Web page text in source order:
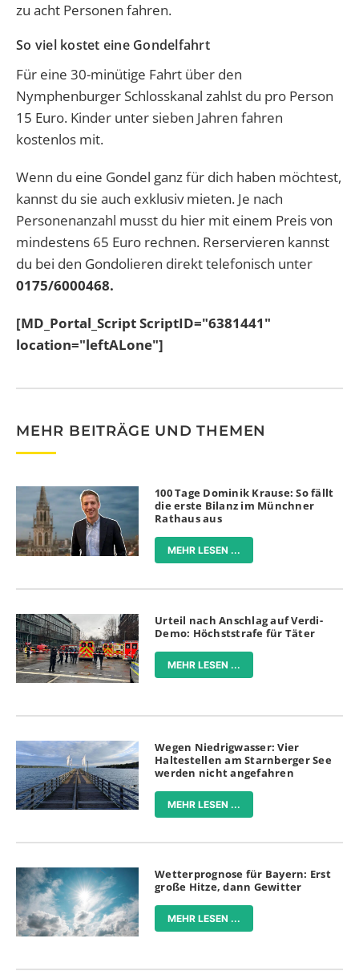
zu acht Personen fahren.
So viel kostet eine Gondelfahrt
Für eine 30-minütige Fahrt über den
Nymphenburger Schlosskanal zahlst du pro Person
15 Euro. Kinder unter sieben Jahren fahren
kostenlos mit.
Wenn du eine Gondel ganz für dich haben möchtest,
kannst du sie auch exklusiv mieten. Je nach
Personenanzahl musst du hier mit einem Preis von
mindestens 65 Euro rechnen. Rerservieren kannst
du bei den Gondolieren direkt telefonisch unter
0175/6000468.
[MD_Portal_Script ScriptID="6381441"
location="leftALone"]
MEHR BEITRÄGE UND THEMEN
100 Tage Dominik Krause: So fällt
die erste Bilanz im Münchner
Rathaus aus
MEHR LESEN ...
Urteil nach Anschlag auf Verdi-
Demo: Höchststrafe für Täter
MEHR LESEN ...
Wegen Niedrigwasser: Vier
Haltestellen am Starnberger See
werden nicht angefahren
MEHR LESEN ...
Wetterprognose für Bayern: Erst
große Hitze, dann Gewitter
MEHR LESEN ...